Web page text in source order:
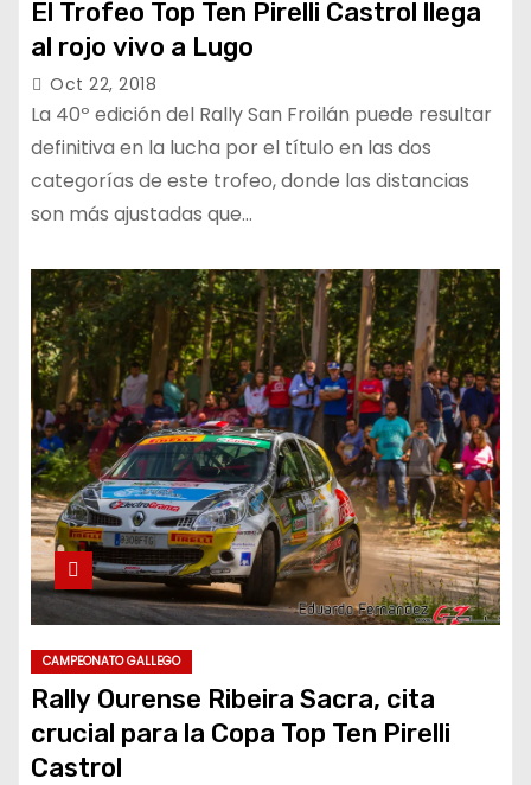
El Trofeo Top Ten Pirelli Castrol llega
al rojo vivo a Lugo
Oct 22, 2018
La 40º edición del Rally San Froilán puede resultar
definitiva en la lucha por el título en las dos
categorías de este trofeo, donde las distancias
son más ajustadas que…
CAMPEONATO GALLEGO
Rally Ourense Ribeira Sacra, cita
crucial para la Copa Top Ten Pirelli
Castrol